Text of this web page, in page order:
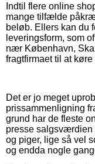
Indtil flere online
mange tilfælde
beløb. Ellers kan du
leveringsform, som
nær København,
fragtfirmaet til at
Det er jo meget
prissammenligning
grund har de fleste
presse salgsværdien
og piger, lige så vel
og endda nogle